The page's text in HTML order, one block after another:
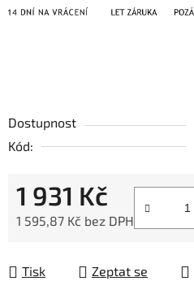
Dostupnost
Kód:
1 931 Kč
1 595,87 Kč bez DPH
Tisk Zeptat se